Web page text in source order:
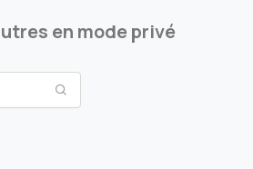
en mode privé